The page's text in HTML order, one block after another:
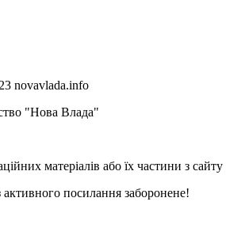
novavlada.info
"Нова Влада"
матеріалів або їх частини з сайту
посилання заборонене!